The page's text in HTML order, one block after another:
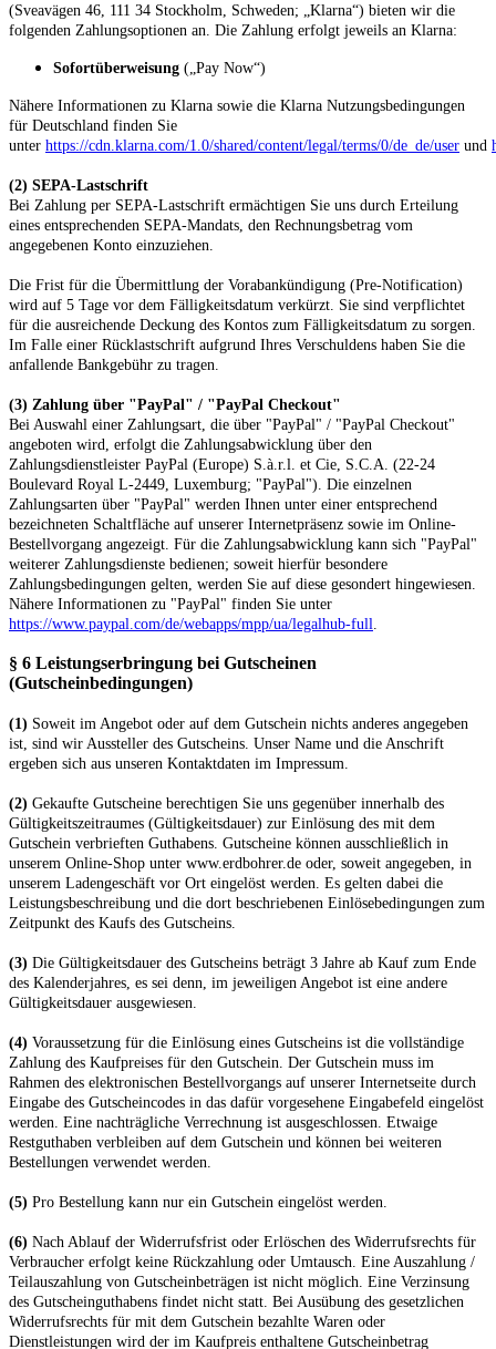
(Sveavägen 46, 111 34 Stockholm, Schweden; „Klarna“) bieten wir die
folgenden Zahlungsoptionen an. Die Zahlung erfolgt jeweils an Klarna:
Sofortüberweisung („Pay Now“)
Nähere Informationen zu Klarna sowie die Klarna Nutzungsbedingungen
für Deutschland finden Sie
unter https://cdn.klarna.com/1.0/shared/content/legal/terms/0/de_de/user und
(2) SEPA-Lastschrift
Bei Zahlung per SEPA-Lastschrift ermächtigen Sie uns durch Erteilung
eines entsprechenden SEPA-Mandats, den Rechnungsbetrag vom
angegebenen Konto einzuziehen.
Die Frist für die Übermittlung der Vorabankündigung (Pre-Notification)
wird auf 5 Tage vor dem Fälligkeitsdatum verkürzt. Sie sind verpflichtet
für die ausreichende Deckung des Kontos zum Fälligkeitsdatum zu sorgen.
Im Falle einer Rücklastschrift aufgrund Ihres Verschuldens haben Sie die
anfallende Bankgebühr zu tragen.
(3) Zahlung über "PayPal" / "PayPal Checkout"
Bei Auswahl einer Zahlungsart, die über "PayPal" / "PayPal Checkout"
angeboten wird, erfolgt die Zahlungsabwicklung über den
Zahlungsdienstleister PayPal (Europe) S.à.r.l. et Cie, S.C.A. (22-24
Boulevard Royal L-2449, Luxemburg; "PayPal"). Die einzelnen
Zahlungsarten über "PayPal" werden Ihnen unter einer entsprechend
bezeichneten Schaltfläche auf unserer Internetpräsenz sowie im Online-
Bestellvorgang angezeigt. Für die Zahlungsabwicklung kann sich "PayPal"
weiterer Zahlungsdienste bedienen; soweit hierfür besondere
Zahlungsbedingungen gelten, werden Sie auf diese gesondert hingewiesen.
Nähere Informationen zu "PayPal" finden Sie unter
https://www.paypal.com/de/webapps/mpp/ua/legalhub-full
§ 6 Leistungserbringung bei Gutscheinen
(Gutscheinbedingungen)
(1) Soweit im Angebot oder auf dem Gutschein nichts anderes angegeben
ist, sind wir Aussteller des Gutscheins. Unser Name und die Anschrift
ergeben sich aus unseren Kontaktdaten im Impressum.
(2) Gekaufte Gutscheine berechtigen Sie uns gegenüber innerhalb des
Gültigkeitszeitraumes (Gültigkeitsdauer) zur Einlösung des mit dem
Gutschein verbrieften Guthabens. Gutscheine können ausschließlich in
unserem Online-Shop unter www.erdbohrer.de oder, soweit angegeben, in
unserem Ladengeschäft vor Ort eingelöst werden. Es gelten dabei die
Leistungsbeschreibung und die dort beschriebenen Einlösebedingungen zum
Zeitpunkt des Kaufs des Gutscheins.
(3) Die Gültigkeitsdauer des Gutscheins beträgt 3 Jahre ab Kauf zum Ende
des Kalenderjahres, es sei denn, im jeweiligen Angebot ist eine andere
Gültigkeitsdauer ausgewiesen.
(4) Voraussetzung für die Einlösung eines Gutscheins ist die vollständige
Zahlung des Kaufpreises für den Gutschein. Der Gutschein muss im
Rahmen des elektronischen Bestellvorgangs auf unserer Internetseite durch
Eingabe des Gutscheincodes in das dafür vorgesehene Eingabefeld eingelöst
werden. Eine nachträgliche Verrechnung ist ausgeschlossen. Etwaige
Restguthaben verbleiben auf dem Gutschein und können bei weiteren
Bestellungen verwendet werden.
(5) Pro Bestellung kann nur ein Gutschein eingelöst werden.
(6) Nach Ablauf der Widerrufsfrist oder Erlöschen des Widerrufsrechts für
Verbraucher erfolgt keine Rückzahlung oder Umtausch. Eine Auszahlung /
Teilauszahlung von Gutscheinbeträgen ist nicht möglich. Eine Verzinsung
des Gutscheinguthabens findet nicht statt. Bei Ausübung des gesetzlichen
Widerrufsrechts für mit dem Gutschein bezahlte Waren oder
Dienstleistungen wird der im Kaufpreis enthaltene Gutscheinbetrag